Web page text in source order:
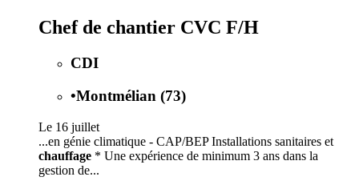
Chef de chantier CVC F/H
CDI
•Montmélian (73)
Le 16 juillet
...en génie climatique - CAP/BEP Installations sanitaires et
chauffage * Une expérience de minimum 3 ans dans la
gestion de...